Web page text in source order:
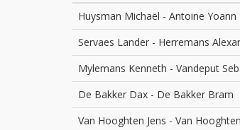
Huysman Michaël - Antoine Yoann
Servaes Lander - Herremans
Mylemans Kenneth - Vandeput
De Bakker Dax - De Bakker Bram
Van Hooghten Jens - Van